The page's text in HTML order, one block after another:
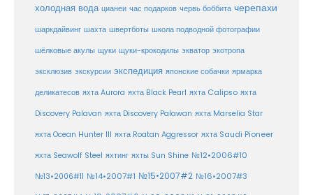
холодная вода цианеи час подарков червь боббита черепахи
шаркдайвинг шахта швертботы школа подводной фотографии
шёлковые акулы щуки щуки-крокодилы экватор экотропа
эксклюзив экскурсии экспедиция японские собачки ярмарка
деликатесов яхта Aurora яхта Black Pearl яхта Calipso яхта
Discovery Palavan яхта Discovery Palawan яхта Marselia Star
яхта Ocean Hunter III яхта Roatan Aggressor яхта Saudi Pioneer
яхта Seawolf Steel яхтинг яхты Sun Shine №12•2006#10
№13•2006#11 №14•2007#1 №15•2007#2 №16•2007#3